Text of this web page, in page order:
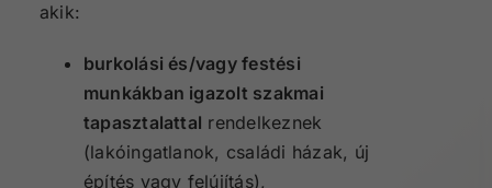
akik:
burkolási és/vagy festési
munkákban igazolt szakmai
tapasztalattal rendelkeznek
(lakóingatlanok, családi házak, új
építés vagy felújítás),